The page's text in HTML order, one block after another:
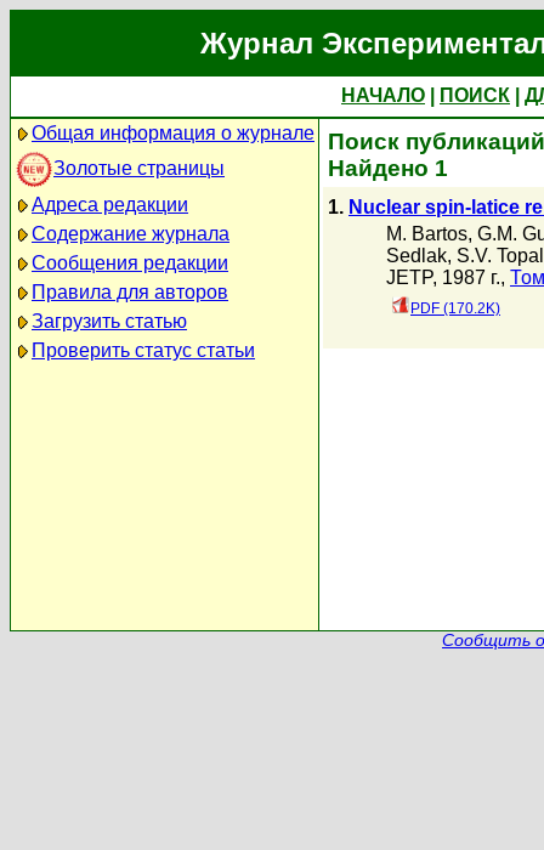
Журнал
НАЧАЛО ПОИСК
Общая информация о журнале
Золотые страницы
Адреса редакции
Содержание журнала
Сообщения редакции
Правила для авторов
Загрузить статью
Проверить статус статьи
Поиск
Найдено 1
1. Nuclear spin-latice
M. Bartos, G.M.
Sedlak, S.V.
JETP, 1987 г.,
PDF (170.2K)
Сообщить о